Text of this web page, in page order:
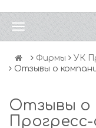
Фирмы
УК
Отзывы о
Отзывы о
Прогресс-